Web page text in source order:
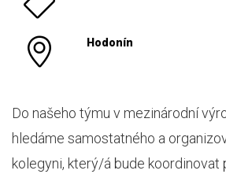
Hodonín
Do našeho týmu v mezinárodní
hledáme samostatného a
kolegyni, který/á bude koordinovat